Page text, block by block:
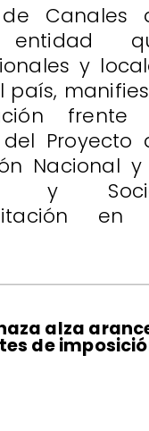
alza
de
de Canales
entidad
y
país,
frente
Proyecto
Nacional
y
en